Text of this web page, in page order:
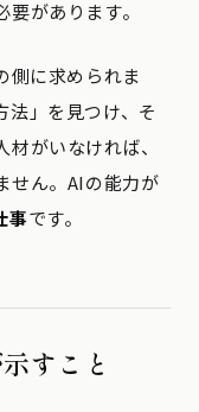
があります。
側に求められま
法」を見つけ、そ
がいなければ、
せん。AIの能力が
事です。
すこと